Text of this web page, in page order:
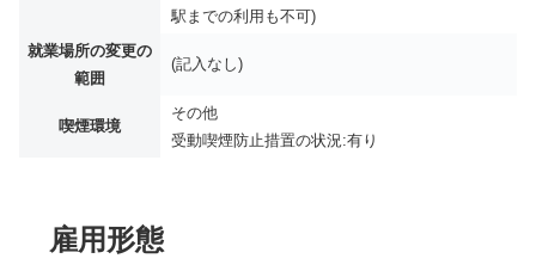
駅までの利用も不可)
就業場所の変更の
範囲
(記入なし)
喫煙環境
その他
受動喫煙防止措置の状況:有り
雇用形態